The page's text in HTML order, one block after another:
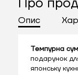
Опис
Темпурна
подарунок
японську